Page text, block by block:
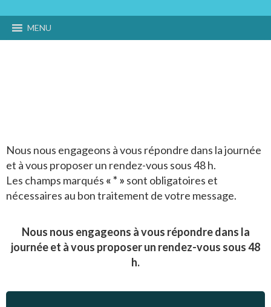
MENU
Nous nous engageons à vous répondre dans la journée
et à vous proposer un rendez-vous sous 48 h.
Les champs marqués « * » sont obligatoires et
nécessaires au bon traitement de votre message.
Nous nous engageons à vous répondre dans la
journée et à vous proposer un rendez-vous sous 48
h.